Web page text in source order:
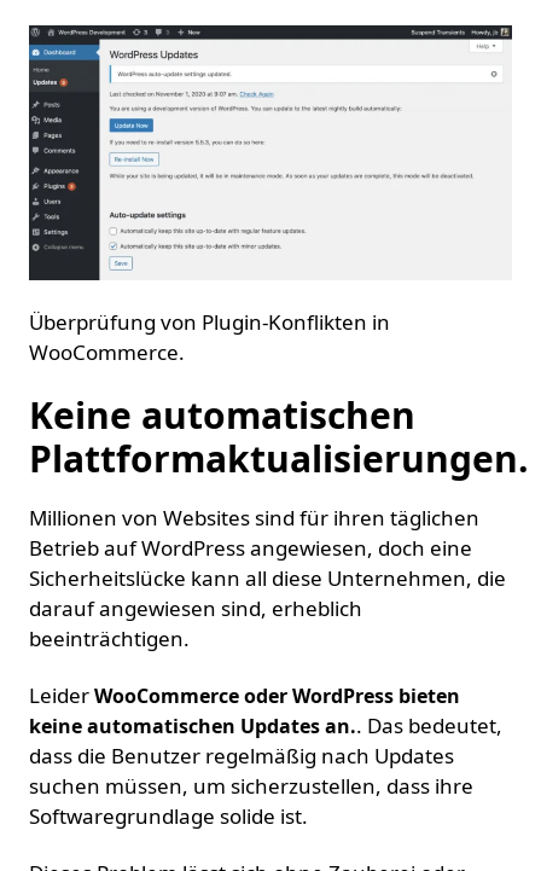
Überprüfung von Plugin-Konflikten in
WooCommerce.
Keine automatischen
Plattformaktualisierungen.
Millionen von Websites sind für ihren täglichen
Betrieb auf WordPress angewiesen, doch eine
Sicherheitslücke kann all diese Unternehmen, die
darauf angewiesen sind, erheblich
beeinträchtigen.
LeiderWooCommerce oder WordPress bieten
keine automatischen Updates an.. Das bedeutet,
dass die Benutzer regelmäßig nach Updates
suchen müssen, um sicherzustellen, dass ihre
Softwaregrundlage solide ist.